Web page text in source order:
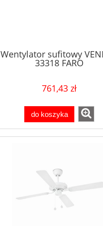
Wentylator sufitowy
33318 FARO
761,43 zł
do koszyka